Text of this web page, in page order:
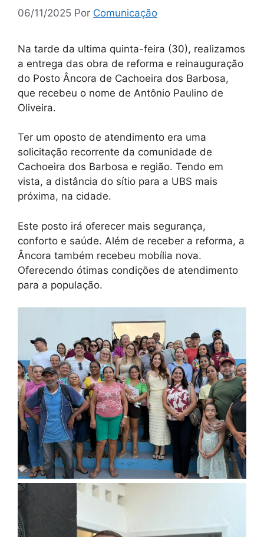
06/11/2025 Por Comunicação
Na tarde da ultima quinta-feira (30), realizamos
a entrega das obra de reforma e reinauguração
do Posto Âncora de Cachoeira dos Barbosa,
que recebeu o nome de Antônio Paulino de
Oliveira.
Ter um oposto de atendimento era uma
solicitação recorrente da comunidade de
Cachoeira dos Barbosa e região. Tendo em
vista, a distância do sítio para a UBS mais
próxima, na cidade.
Este posto irá oferecer mais segurança,
conforto e saúde. Além de receber a reforma, a
Âncora também recebeu mobília nova.
Oferecendo ótimas condições de atendimento
para a população.